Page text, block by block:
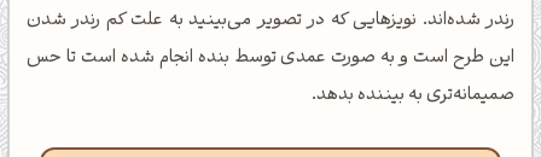
رندر شده‌اند. نویزهایی که در تصویر می‌بینید به علت کم رندر شدن
این طرح است و به صورت عمدی توسط بنده انجام شده است تا حس
صمیمانه‌تری به بیننده بدهد.